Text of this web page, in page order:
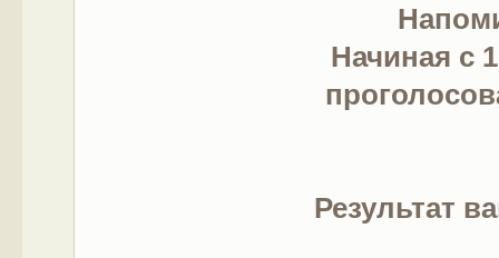
Начиная с
Результат